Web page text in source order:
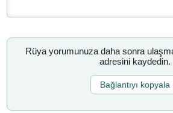
Rüya yorumunuza daha sonra
adresini kaydedin.
Bağlantıyı kopyala